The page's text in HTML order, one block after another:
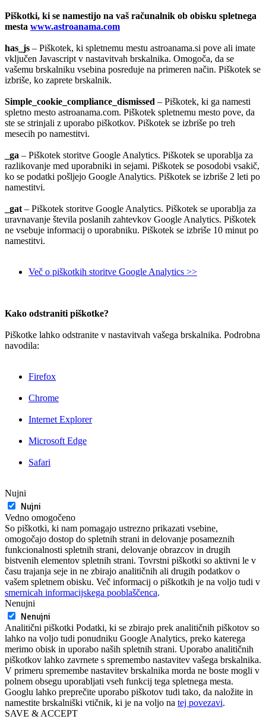
Piškotki, ki se namestijo na vaš računalnik ob obisku spletnega
mesta www.astroanama.com
has_js – Piškotek, ki spletnemu mestu astroanama.si pove ali imate
vključen Javascript v nastavitvah brskalnika. Omogoča, da se
vašemu brskalniku vsebina posreduje na primeren način. Piškotek se
izbriše, ko zaprete brskalnik.
Simple_cookie_compliance_dismissed – Piškotek, ki ga namesti
spletno mesto astroanama.com. Piškotek spletnemu mesto pove, da
ste se strinjali z uporabo piškotkov. Piškotek se izbriše po treh
mesecih po namestitvi.
_ga – Piškotek storitve Google Analytics. Piškotek se uporablja za
razlikovanje med uporabniki in sejami. Piškotek se posodobi vsakič,
ko se podatki pošljejo Google Analytics. Piškotek se izbriše 2 leti po
namestitvi.
_gat – Piškotek storitve Google Analytics. Piškotek se uporablja za
uravnavanje števila poslanih zahtevkov Google Analytics. Piškotek
ne vsebuje informacij o uporabniku. Piškotek se izbriše 10 minut po
namestitvi.
Več o piškotkih storitve Google Analytics >>
Kako odstraniti piškotke?
Piškotke lahko odstranite v nastavitvah vašega brskalnika. Podrobna
navodila:
Firefox
Chrome
Internet Explorer
Microsoft Edge
Safari
Nujni
Nujni
Vedno omogočeno
So piškotki, ki nam pomagajo ustrezno prikazati vsebine,
omogočajo dostop do spletnih strani in delovanje posameznih
funkcionalnosti spletnih strani, delovanje obrazcov in drugih
bistvenih elementov spletnih strani. Tovrstni piškotki so aktivni le v
času trajanja seje in ne zbirajo analitičnih ali drugih podatkov o
vašem spletnem obisku. Več informacij o piškotkih je na voljo tudi v
smernicah informacijskega pooblaščenca.
Nenujni
Nenujni
Analitični piškotki Podatki, ki se zbirajo prek analitičnih piškotov so
lahko na voljo tudi ponudniku Google Analytics, preko katerega
merimo obisk in uporabo naših spletnih strani. Uporabo analitičnih
piškotkov lahko zavrnete s spremembo nastavitev vašega brskalnika.
V primeru spremembe nastavitev brskalnika morda ne boste mogli v
polnem obsegu uporabljati vseh funkcij tega spletnega mesta.
Googlu lahko preprečite uporabo piškotov tudi tako, da naložite in
namestite brskalniški vtičnik, ki je na voljo na tej povezavi.
SAVE & ACCEPT